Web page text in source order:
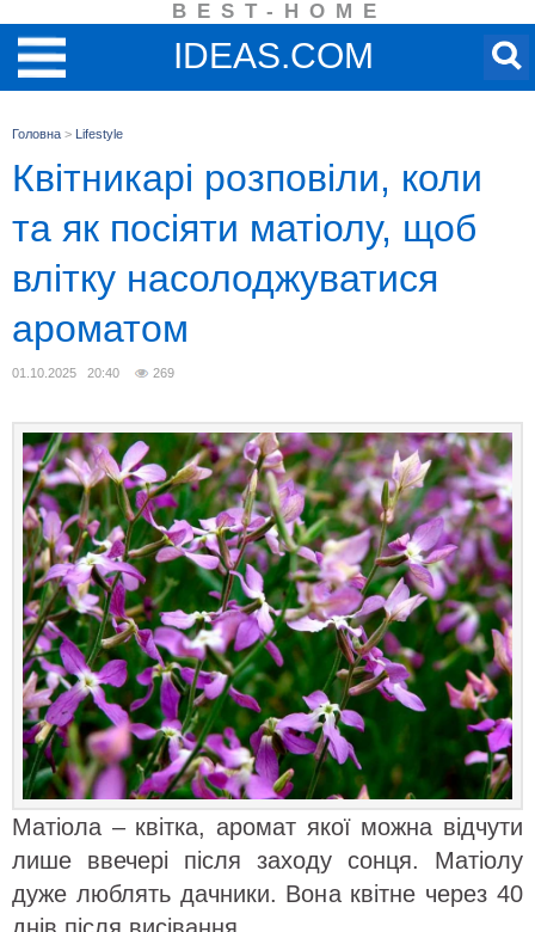
BEST-HOME
IDEAS.COM
Головна > Lifestyle
Квітникарі розповіли, коли
та як посіяти матіолу, щоб
влітку насолоджуватися
ароматом
01.10.2025 20:40 269
Матіола – квітка, аромат якої можна відчути
лише ввечері після заходу сонця. Матіолу
дуже люблять дачники. Вона квітне через 40